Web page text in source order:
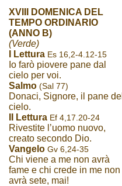
XVIII DOMENICA DEL
TEMPO ORDINARIO
(ANNO B)
(Verde)
I Lettura Es 16,2-4.12-15
Io farò piovere pane dal
cielo per voi.
Salmo (Sal 77)
Donaci, Signore, il pane del
cielo.
II Lettura Ef 4,17.20-24
Rivestite l’uomo nuovo,
creato secondo Dio.
Vangelo Gv 6,24-35
Chi viene a me non avrà
fame e chi crede in me non
avrà sete, mai!